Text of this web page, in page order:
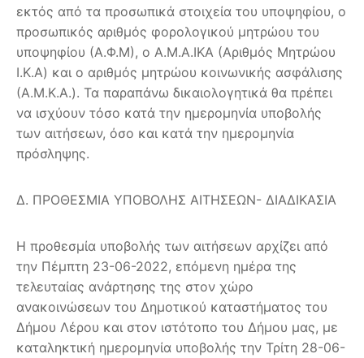
εκτός από τα προσωπικά στοιχεία του υποψηφίου, ο
προσωπικός αριθμός φορολογικού μητρώου του
υποψηφίου (Α.Φ.Μ), ο Α.Μ.A.ΙKA (Αριθμός Μητρώου
Ι.Κ.Α) και ο αριθμός μητρώου κοινωνικής ασφάλισης
(Α.Μ.Κ.Α.). Τα παραπάνω δικαιολογητικά θα πρέπει
να ισχύουν τόσο κατά την ημερομηνία υποβολής
των αιτήσεων, όσο και κατά την ημερομηνία
πρόσληψης.
Δ. ΠΡΟΘΕΣΜΙΑ ΥΠΟΒΟΛΗΣ ΑΙΤΗΣΕΩΝ- ΔΙΑΔΙΚΑΣΙΑ
Η προθεσμία υποβολής των αιτήσεων αρχίζει από
την Πέμπτη 23-06-2022, επόμενη ημέρα της
τελευταίας ανάρτησης της στον χώρο
ανακοινώσεων του Δημοτικού καταστήματος του
Δήμου Λέρου και στον ιστότοπο του Δήμου μας, με
καταληκτική ημερομηνία υποβολής την Τρίτη 28-06-